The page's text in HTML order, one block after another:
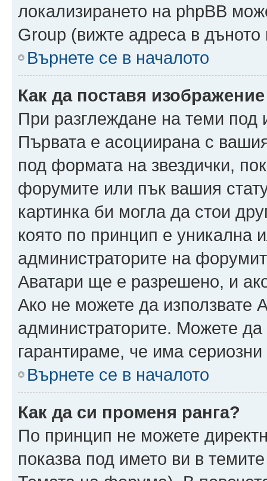
локализирането на phpBB
Group (вижте адреса в дъното
Върнете се в началото
Как да поставя
При разглеждане на теми под
Първата е асоциирана с
под формата на звездички,
форумите или пък вашия
картинка би могла да стои
която по принцип е уникална
администраторите на
Аватари ще е разрешено, и
Ако не можете да използвате
администраторите. Можете да
гарантираме, че има сериозни
Върнете се в началото
Как да си променя ранга?
По принцип не можете
показва под името ви в